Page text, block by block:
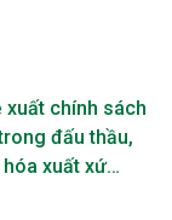
xuất chính sách
đấu thầu,
xuất xứ